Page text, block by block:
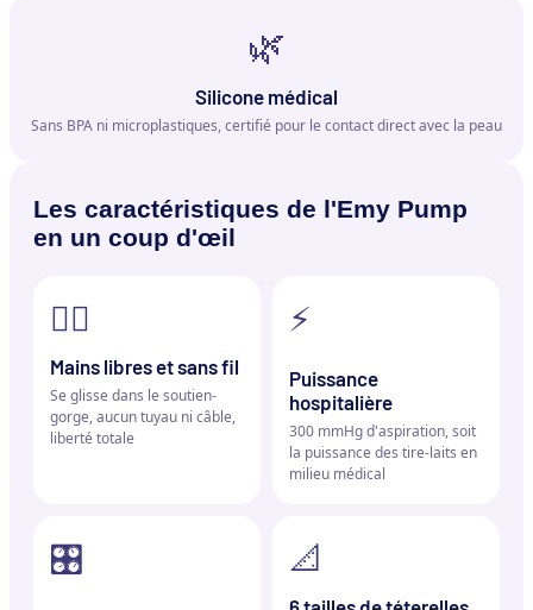
🌿
Silicone médical
Sans BPA ni microplastiques, certifié pour le contact direct avec la peau
Les caractéristiques de l'Emy Pump
en un coup d'œil
🤸‍♀️
Mains libres et sans fil
Se glisse dans le soutien-
gorge, aucun tuyau ni câble,
liberté totale
⚡
Puissance
hospitalière
300 mmHg d'aspiration, soit
la puissance des tire-laits en
milieu médical
🎛️ 📐